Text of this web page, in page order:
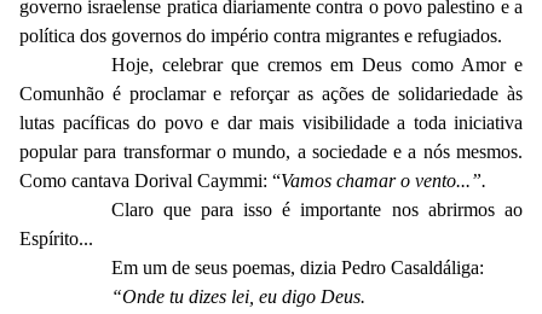
governo israelense pratica diariamente contra o povo palestino e a
política dos governos do império contra migrantes e refugiados.
Hoje, celebrar que cremos em Deus como Amor e
Comunhão é proclamar e reforçar as ações de solidariedade às
lutas pacíficas do povo e dar mais visibilidade a toda iniciativa
popular para transformar o mundo, a sociedade e a nós mesmos.
Como cantava Dorival Caymmi: “Vamos chamar o vento...”.
Claro que para isso é importante nos abrirmos ao
Espírito...
Em um de seus poemas, dizia Pedro Casaldáliga:
“Onde tu dizes lei, eu digo Deus.